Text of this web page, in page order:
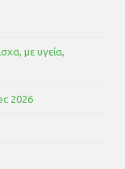
με υγεία,
2026